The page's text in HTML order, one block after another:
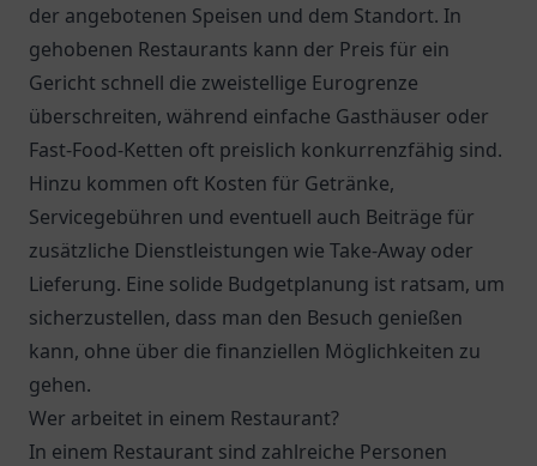
der angebotenen Speisen und dem Standort. In
gehobenen Restaurants kann der Preis für ein
Gericht schnell die zweistellige Eurogrenze
überschreiten, während einfache Gasthäuser oder
Fast-Food-Ketten oft preislich konkurrenzfähig sind.
Hinzu kommen oft Kosten für Getränke,
Servicegebühren und eventuell auch Beiträge für
zusätzliche Dienstleistungen wie Take-Away oder
Lieferung. Eine solide Budgetplanung ist ratsam, um
sicherzustellen, dass man den Besuch genießen
kann, ohne über die finanziellen Möglichkeiten zu
gehen.
Wer arbeitet in einem Restaurant?
In einem Restaurant sind zahlreiche Personen